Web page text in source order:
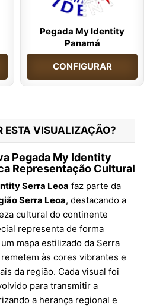
Pegada My Identity
Panamá
CONFIGURAR
ESTA VISUALIZAÇÃO?
Pegada My Identity
Representação Cultural
Serra Leoa faz parte da
Serra Leoa, destacando a
cultural do continente
representa de forma
mapa estilizado da Serra
às cores vibrantes e
da região. Cada visual foi
para transmitir a
a herança regional e